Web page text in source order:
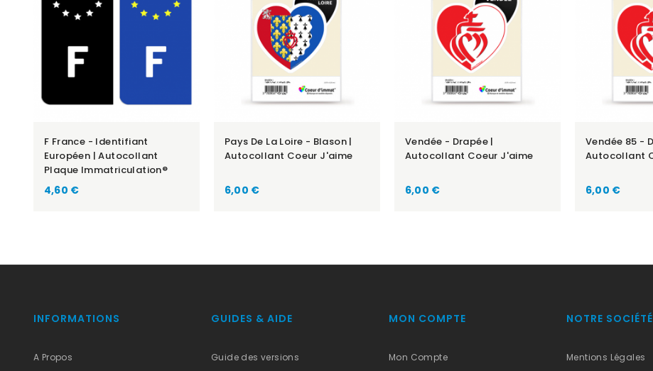
F France - Identifiant
Européen | Autocollant
Plaque Immatriculation®
Prix
4,60 €
Pays De La Loire - Blason |
Autocollant Coeur J'aime
Prix
6,00 €
Vendée - Drapée |
Autocollant Coeur J'aime
Prix
6,00 €
Vendée 85 -
Autocollant
Prix
6,00 €
INFORMATIONS
A Propos
GUIDES & AIDE
Guide des versions
MON COMPTE
Mon Compte
NOTRE SOCIÉTÉ
Mentions Légales